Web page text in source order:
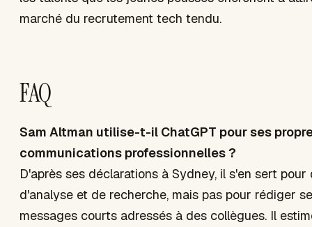
marché du recrutement tech tendu.
FAQ
Sam Altman utilise-t-il ChatGPT pour ses
communications professionnelles ?
D'après ses déclarations à Sydney, il s'en sert
d'analyse et de recherche, mais pas pour rédiger
messages courts adressés à des collègues. Il